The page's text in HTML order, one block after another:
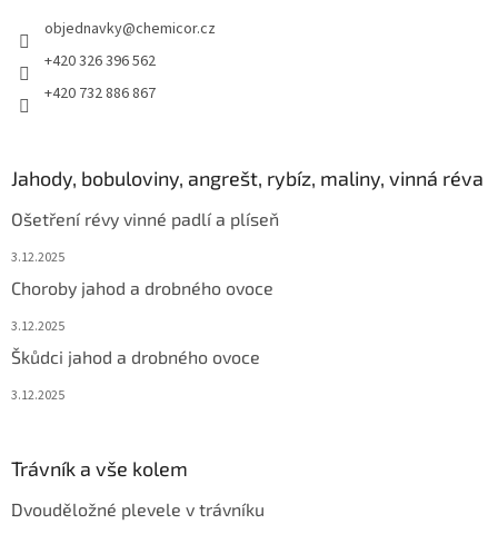
objednavky@chemicor.cz
+420 326 396 562
+420 732 886 867
Jahody, bobuloviny, angrešt, rybíz, maliny, vinná réva
Ošetření révy vinné padlí a plíseň
3.12.2025
Choroby jahod a drobného ovoce
3.12.2025
Škůdci jahod a drobného ovoce
3.12.2025
Trávník a vše kolem
Dvouděložné plevele v trávníku